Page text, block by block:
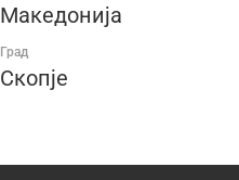
Македонија
Град
Скопје